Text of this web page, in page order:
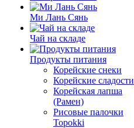
Ми Лань Сянь
Чай на складе
Продукты питания
Корейские снеки
Корейские сладости
Корейская лапша
(Рамен)
Рисовые палочки
Topokki